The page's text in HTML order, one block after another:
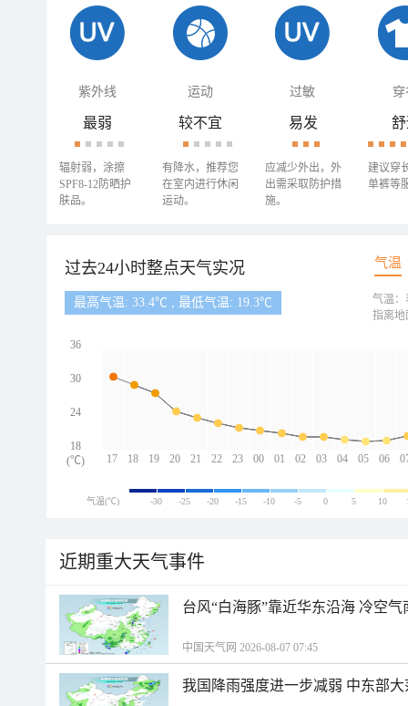
紫外线 运动 过敏 穿
最弱
辐射弱，涂擦
SPF8-12防晒护
肤品。
较不宜
有降水，推荐您
在室内进行休闲
运动。
易发
应减少外出，外
出需采取防护措
施。
建议穿
单裤等
过去24小时整点天气实况 气温
最高气温: 33.4℃ , 最低气温: 19.3℃
17 18 19 20 21 22 23 00 01 02 03 04 05 06
36
30
24
18
(℃)
气温：
指离地
气温(℃) -30 -25 -20 -15 -10 -5 0 5 10
近期重大天气事件
台风“白海豚”靠近华东沿海 冷空
中国天气网 2026-08-07 07:45
我国降雨强度进一步减弱 中东部